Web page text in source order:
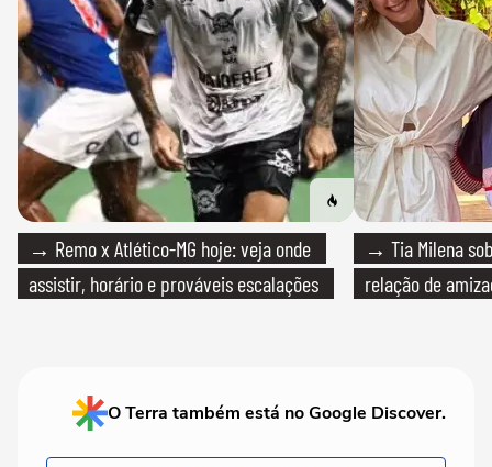
→ Remo x Atlético-MG hoje: veja onde
assistir, horário e prováveis escalações
→ Tia Milena
relação de
O Terra também está no Google Discover.